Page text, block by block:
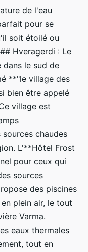
de l'eau
pour se
soit étoilé ou
Hveragerdi : Le
dans le sud de
**"le village des
bien être appelé
village est
chaudes
L'**Hôtel Frost
pour ceux qui
sources
des piscines
plein air, le tout
Varma.
eaux thermales
tout en